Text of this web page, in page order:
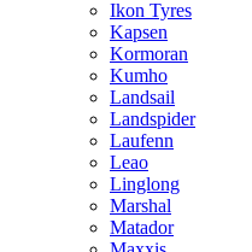
Ikon Tyres
Kapsen
Kormoran
Kumho
Landsail
Landspider
Laufenn
Leao
Linglong
Marshal
Matador